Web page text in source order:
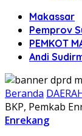
Makassar
Pemprov
PEMKOT
Andi
Beranda
BKP, Pemkab
Enrekang